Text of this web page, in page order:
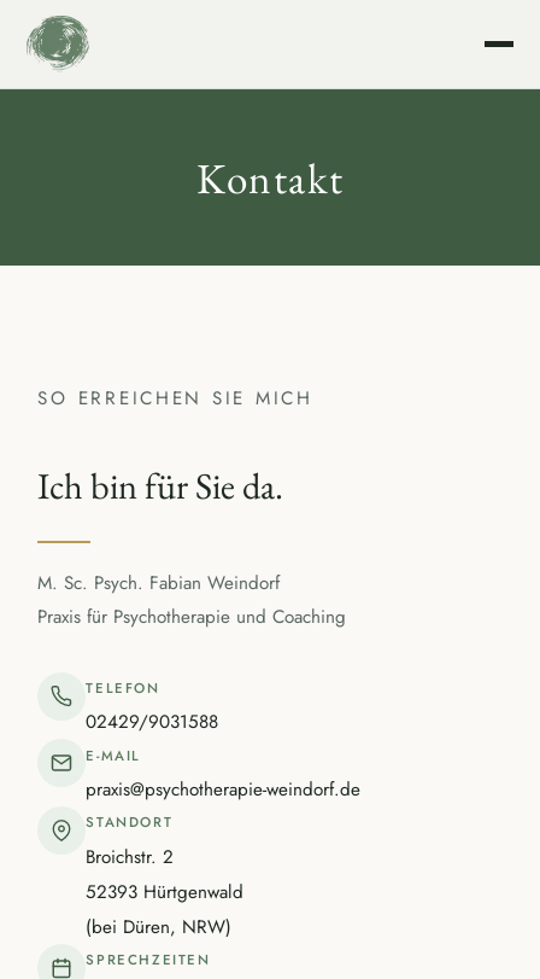
Kontakt
SO ERREICHEN SIE MICH
Ich bin für Sie da.
M. Sc. Psych. Fabian Weindorf
Praxis für Psychotherapie und Coaching
TELEFON
02429/9031588
E-MAIL
praxis@psychotherapie-weindorf.de
STANDORT
Broichstr. 2
52393 Hürtgenwald
(bei Düren, NRW)
SPRECHZEITEN